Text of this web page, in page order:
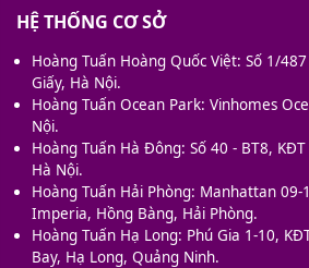
HỆ THỐNG CƠ SỞ
Hoàng Tuấn Hoàng Quốc Việt: Số 1/
Giấy, Hà Nội.
Hoàng Tuấn Ocean Park: Vinhomes
Nội.
Hoàng Tuấn Hà Đông: Số 40 - BT8,
Hà Nội.
Hoàng Tuấn Hải Phòng: Manhattan 09-
Imperia, Hồng Bàng, Hải Phòng.
Hoàng Tuấn Hạ Long: Phú Gia 1-10,
Bay, Hạ Long, Quảng Ninh.